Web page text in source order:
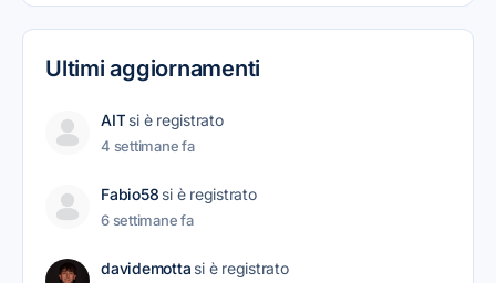
Ultimi aggiornamenti
AIT si è registrato
4 settimane fa
Fabio58 si è registrato
6 settimane fa
davidemotta si è registrato